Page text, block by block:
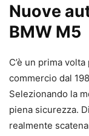
Nuove
BMW M5
C’è un prima
commercio dal
Selezionando la
piena sicurezza.
realmente